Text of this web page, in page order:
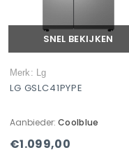
SNEL BEKIJKEN
Merk: Lg
LG GSLC41PYPE
Aanbieder: Coolblue
€1.099,00